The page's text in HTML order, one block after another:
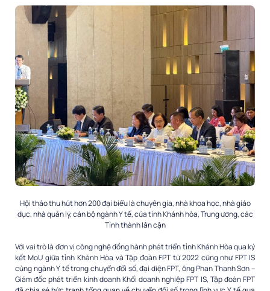
Hội thảo thu hút hơn 200 đại biểu là chuyên gia, nhà khoa học, nhà giáo
dục, nhà quản lý, cán bộ ngành Y tế, của tỉnh Khánh hòa, Trung ương, các
Tỉnh thành lân cận
Với vai trò là đơn vị công nghệ đồng hành phát triển tỉnh Khánh Hòa qua ký
kết MoU giữa tỉnh Khánh Hòa và Tập đoàn FPT từ 2022 cũng như FPT IS
cùng ngành Y tế trong chuyển đổi số, đại diện FPT, ông Phan Thanh Sơn –
Giám đốc phát triển kinh doanh Khối doanh nghiệp FPT IS, Tập đoàn FPT